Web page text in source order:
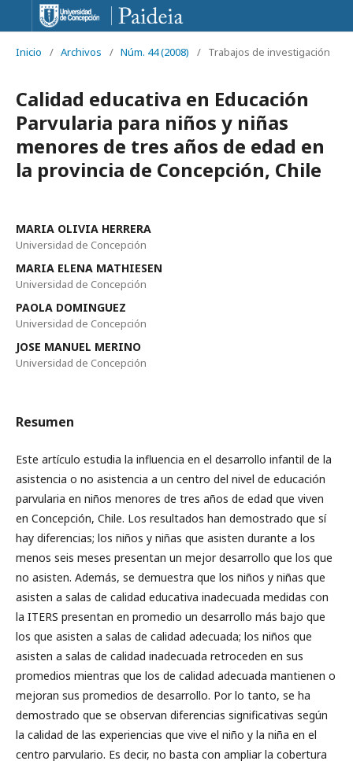
Inicio / Archivos / Núm. 44 (2008) / Trabajos de investigación
Calidad educativa en Educación
Parvularia para niños y niñas
menores de tres años de edad en
la provincia de Concepción, Chile
MARIA OLIVIA HERRERA
Universidad de Concepción
MARIA ELENA MATHIESEN
Universidad de Concepción
PAOLA DOMINGUEZ
Universidad de Concepción
JOSE MANUEL MERINO
Universidad de Concepción
Resumen
Este artículo estudia la influencia en el desarrollo infantil de la
asistencia o no asistencia a un centro del nivel de educación
parvularia en niños menores de tres años de edad que viven
en Concepción, Chile. Los resultados han demostrado que sí
hay diferencias; los niños y niñas que asisten durante a los
menos seis meses presentan un mejor desarrollo que los que
no asisten. Además, se demuestra que los niños y niñas que
asisten a salas de calidad educativa inadecuada medidas con
la ITERS presentan en promedio un desarrollo más bajo que
los que asisten a salas de calidad adecuada; los niños que
asisten a salas de calidad inadecuada retroceden en sus
promedios mientras que los de calidad adecuada mantienen o
mejoran sus promedios de desarrollo. Por lo tanto, se ha
demostrado que se observan diferencias significativas según
la calidad de las experiencias que vive el niño y la niña en el
centro parvulario. Es decir, no basta con ampliar la cobertura